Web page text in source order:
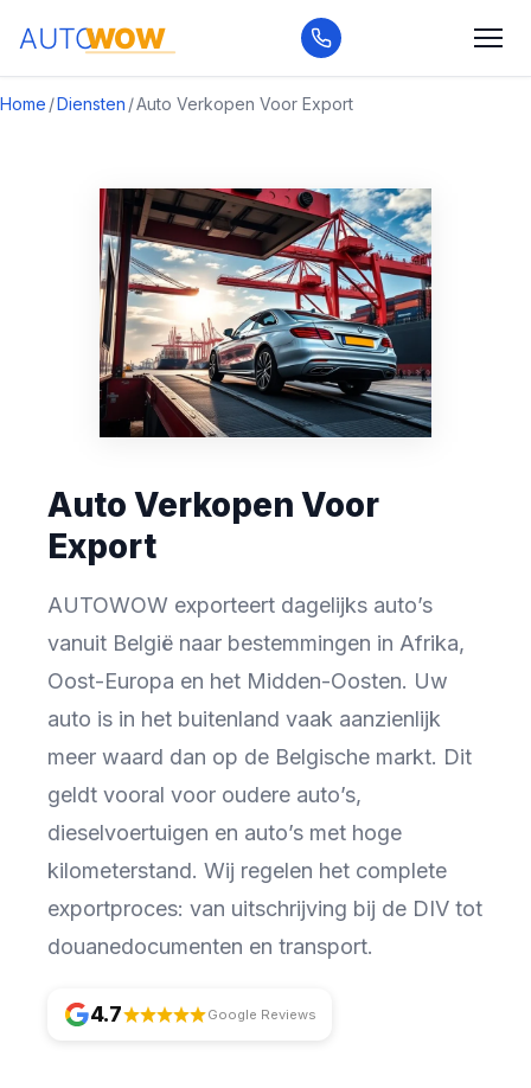
Home /Diensten /Auto Verkopen Voor Export
Auto Verkopen Voor
Export
AUTOWOW exporteert dagelijks auto’s
vanuit België naar bestemmingen in Afrika,
Oost-Europa en het Midden-Oosten. Uw
auto is in het buitenland vaak aanzienlijk
meer waard dan op de Belgische markt. Dit
geldt vooral voor oudere auto’s,
dieselvoertuigen en auto’s met hoge
kilometerstand. Wij regelen het complete
exportproces: van uitschrijving bij de DIV tot
douanedocumenten en transport.
4.7 Google Reviews